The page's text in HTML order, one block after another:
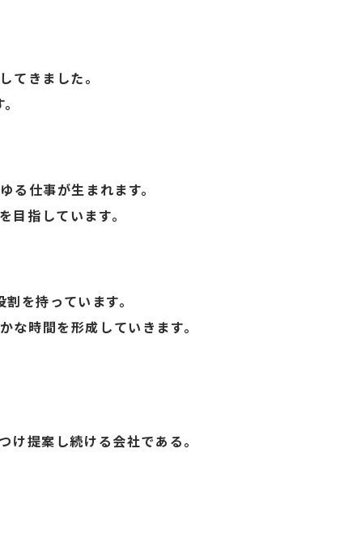
てきました。
仕事が生まれます。
指しています。
を持っています。
時間を形成していきます。
け提案し続ける会社である。